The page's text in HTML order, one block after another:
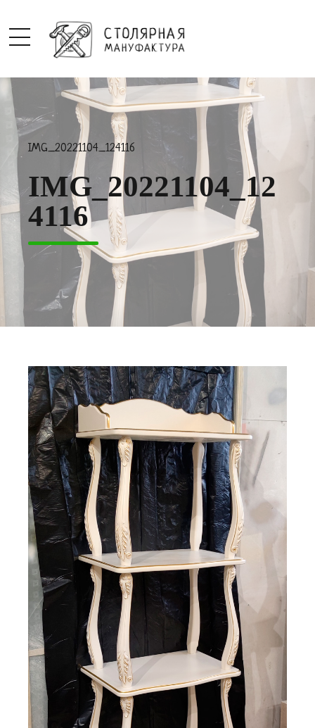
IMG_20221104_124116
IMG_20221104_12
4116